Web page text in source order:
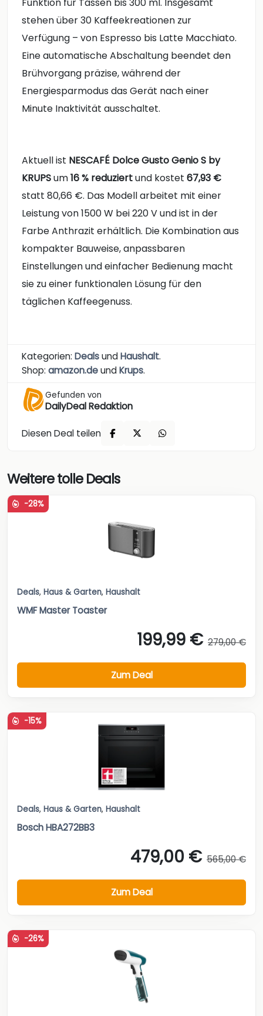
stehen über 30 Kaffeekreationen zur
Verfügung – von Espresso bis Latte Macchiato.
Eine automatische Abschaltung beendet den
Brühvorgang präzise, während der
Energiesparmodus das Gerät nach einer
Minute Inaktivität ausschaltet.
Aktuell ist NESCAFÉ Dolce Gusto Genio S by
KRUPSum16 % reduziertund kostet 67,93 €
statt 80,66 €. Das Modell arbeitet mit einer
Leistung von 1500 W bei 220 V und ist in der
Farbe Anthrazit erhältlich. Die Kombination aus
kompakter Bauweise, anpassbaren
Einstellungen und einfacher Bedienung macht
sie zu einer funktionalen Lösung für den
täglichen Kaffeegenuss.
Kategorien: DealsundHaushalt.
Shop: amazon.deundKrups.
Gefunden von
DailyDeal Redaktion
Diesen Deal teilen
Weitere tolle Deals
-28%
Deals, Haus & Garten, Haushalt
WMF Master Toaster
199,99 € 279,00 €
Zum Deal
-15%
Deals, Haus & Garten, Haushalt
Bosch HBA272BB3
479,00 € 565,00 €
Zum Deal
-26%